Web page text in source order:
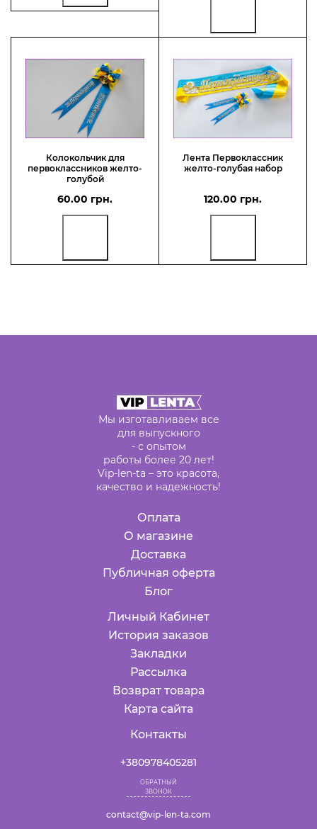
Колокольчик для
первоклассников желто-
голубой
60.00 грн.
Лента Первоклассник
желто-голубая набор
120.00 грн.
Мы изготавливаем все
для выпускного
- с опытом
работы более 20 лет!
Vip-len-ta – это красота,
качество и надежность!
Оплата
О магазине
Доставка
Публичная оферта
Блог
Личный Кабинет
История заказов
Закладки
Рассылка
Возврат товара
Карта сайта
Контакты
+380978405281
ОБРАТНЫЙ
ЗВОНОК
contact@vip-len-ta.com